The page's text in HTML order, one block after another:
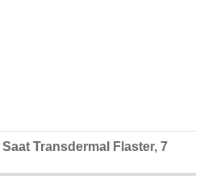
Transdermal Flaster, 7